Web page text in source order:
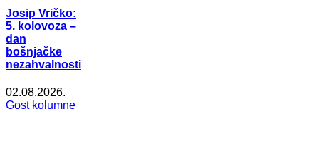
Josip Vričko:
5. kolovoza –
dan
bošnjačke
nezahvalnosti
02.08.2026.
Gost kolumne